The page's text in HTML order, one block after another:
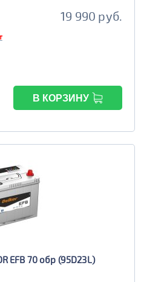
19 990 руб.
В КОРЗИНУ
EFB 70 обр (95D23L)